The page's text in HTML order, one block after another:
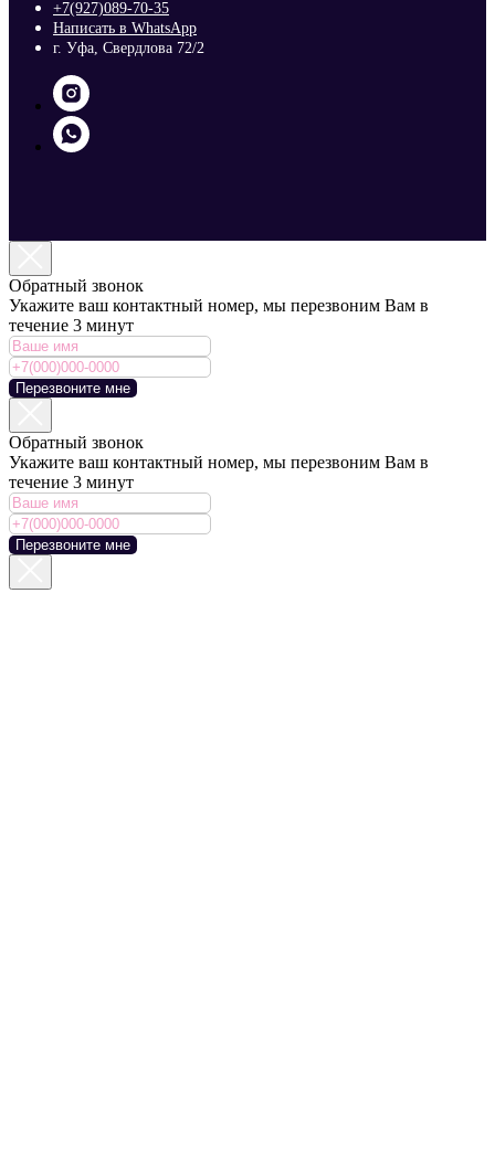
+7(927)089-70-35
Написать в WhatsApp
г. Уфа, Свердлова 72/2
Обратный звонок
Укажите ваш контактный номер, мы перезвоним Вам в
течение 3 минут
Перезвоните мне
Обратный звонок
Укажите ваш контактный номер, мы перезвоним Вам в
течение 3 минут
Перезвоните мне